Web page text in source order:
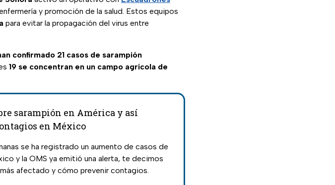
y promoción de la salud. Estos equipos
para evitar la propagación del virus entre
confirmado 21 casos de sarampión
19 se concentran en un campo agrícola de
sarampión en América y así
en México
se ha registrado un aumento de casos de
y la OMS ya emitió una alerta, te decimos
afectado y cómo prevenir contagios.